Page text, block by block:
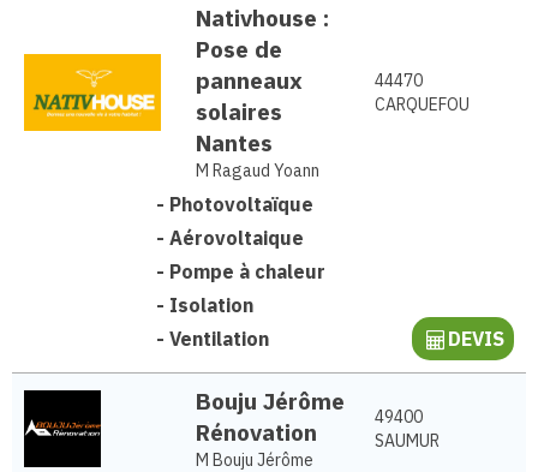
Nativhouse :
Pose de
panneaux
solaires
Nantes
M Ragaud Yoann
44470
CARQUEFOU
- Photovoltaïque
- Aérovoltaique
- Pompe à chaleur
- Isolation
- Ventilation DEVIS
Bouju Jérôme
Rénovation
M Bouju Jérôme
49400
SAUMUR